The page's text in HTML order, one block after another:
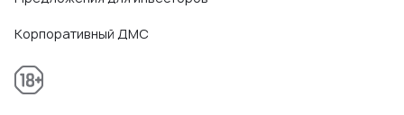
Корпоративный ДМС